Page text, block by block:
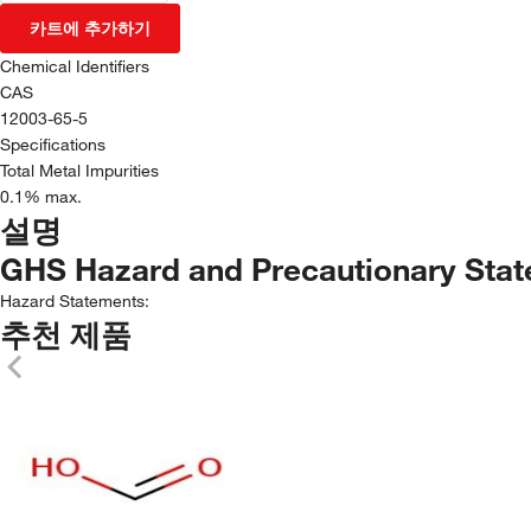
카트에 추가하기
Chemical Identifiers
CAS
12003-65-5
Specifications
Total Metal Impurities
0.1% max.
설명
GHS Hazard and Precautionary
Hazard Statements:
추천 제품